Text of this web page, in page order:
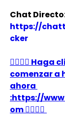
Chat
https://
cker
👉🏻👉🏻
comenzar a
ahora
:https://
om 👈🏻👈🏻